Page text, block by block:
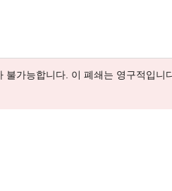
가능합니다. 이 폐쇄는 영구적입니